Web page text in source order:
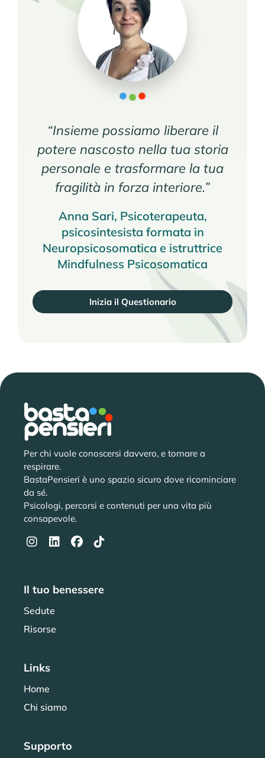
“Insieme possiamo liberare il
potere nascosto nella tua storia
personale e trasformare la tua
fragilità in forza interiore.”
Anna Sari, Psicoterapeuta,
psicosintesista formata in
Neuropsicosomatica e istruttrice
Mindfulness Psicosomatica
Inizia il Questionario
Per chi vuole conoscersi davvero, e tornare a
respirare.
BastaPensieri è uno spazio sicuro dove ricominciare
da sé.
Psicologi, percorsi e contenuti per una vita più
consapevole.
Il tuo benessere
Sedute
Risorse
Links
Home
Chi siamo
Supporto